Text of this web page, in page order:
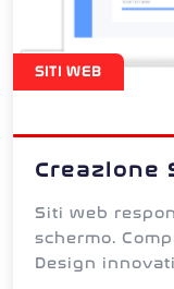
SITI WEB
Creazione
Siti web
schermo.
Design